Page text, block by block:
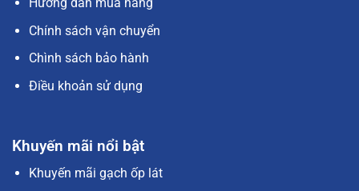
Chính sách vận chuyển
Chình sách bảo hành
Điều khoản sử dụng
Khuyến mãi nổi bật
Khuyến mãi gạch ốp lát